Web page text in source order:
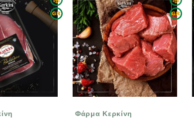
Φάρμα Κερκίνη
Φάρμα Κερκίνη